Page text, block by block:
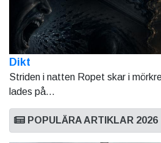
Dikt
Striden i natten Ropet skar i
lades på...
POPULÄRA ARTIKLAR 2026